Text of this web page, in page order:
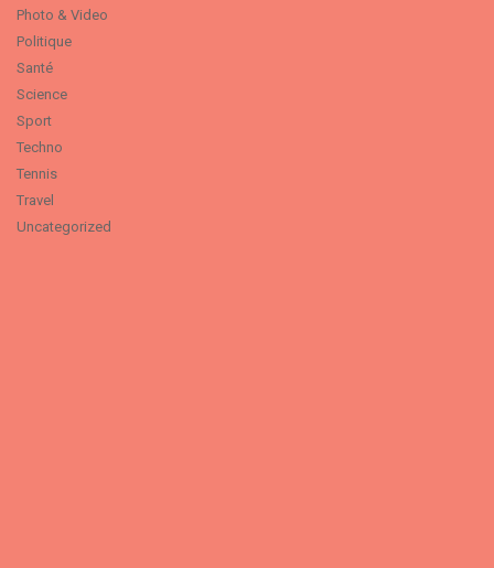
Photo & Video
Politique
Santé
Science
Sport
Techno
Tennis
Travel
Uncategorized